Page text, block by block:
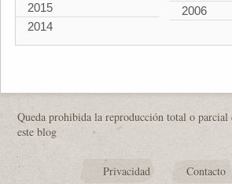
2015
2014
2006
Queda prohibida la reproducción total o parcial
este blog
Privacidad Contacto